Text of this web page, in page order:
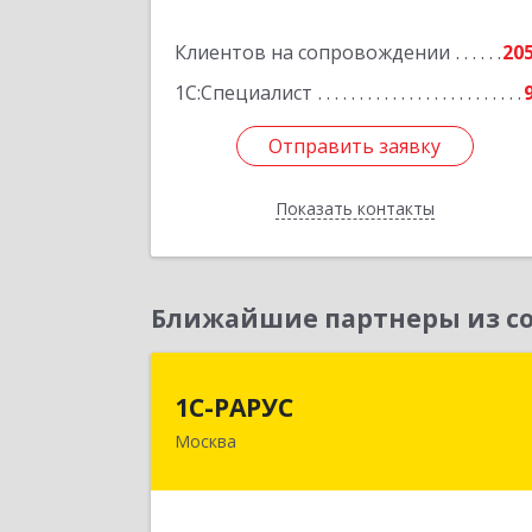
Клиентов на сопровождении
1С:Специалист
Отправить заявку
Показать контакты
Подробнее
Отправить заявку
Назад
Ближайшие партнеры из
1С-РАРУС
Москва127434, Москва г, Дмитровское ш,